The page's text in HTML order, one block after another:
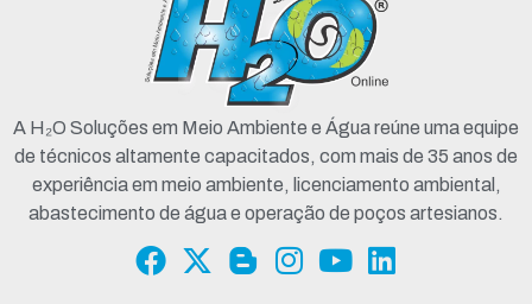
A H₂O Soluções em Meio Ambiente e Água reúne uma equipe
de técnicos altamente capacitados, com mais de 35 anos de
experiência em meio ambiente, licenciamento ambiental,
abastecimento de água e operação de poços artesianos.